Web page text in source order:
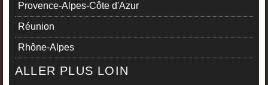
Provence-Alpes-Côte d'Azur
Réunion
Rhône-Alpes
ALLER PLUS LOIN